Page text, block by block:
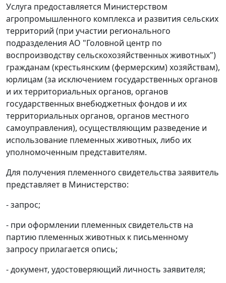
Услуга предоставляется Министерством
агропромышленного комплекса и развития сельских
территорий (при участии регионального
подразделения АО "Головной центр по
воспроизводству сельскохозяйственных животных")
гражданам (крестьянским (фермерским) хозяйствам),
юрлицам (за исключением государственных органов
и их территориальных органов, органов
государственных внебюджетных фондов и их
территориальных органов, органов местного
самоуправления), осуществляющим разведение и
использование племенных животных, либо их
уполномоченным представителям.
Для получения племенного свидетельства заявитель
представляет в Министерство:
- запрос;
- при оформлении племенных свидетельств на
партию племенных животных к письменному
запросу прилагается опись;
- документ, удостоверяющий личность заявителя;